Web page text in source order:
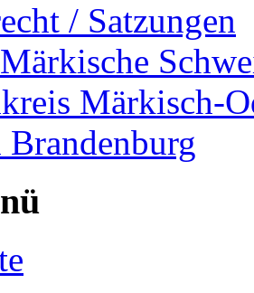
/ Satzungen
Märkisch-
Brandenburg